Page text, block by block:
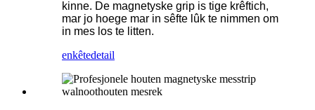
kinne. De magnetyske grip is tige krêftich,
mar jo hoege mar in sêfte lûk te nimmen om
in mes los te litten.
enkêtedetail